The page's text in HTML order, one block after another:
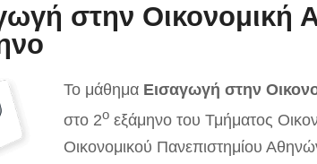
στην Οικονομική
Το μάθημα Εισαγωγή στην
στο 2ο εξάμηνο του Τμήματος
Οικονομικού Πανεπιστημίου